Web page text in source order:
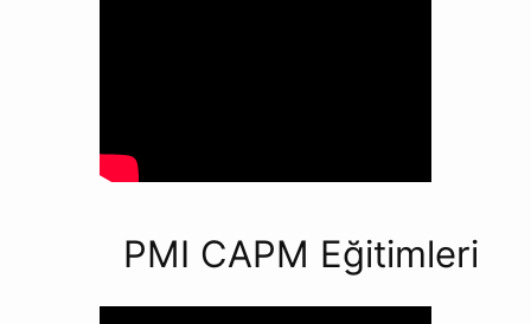
PMI CAPM Eğitimleri